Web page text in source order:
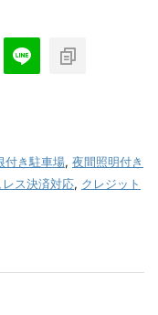
付き駐車場, 夜間照明付き
ス決済対応, クレジット